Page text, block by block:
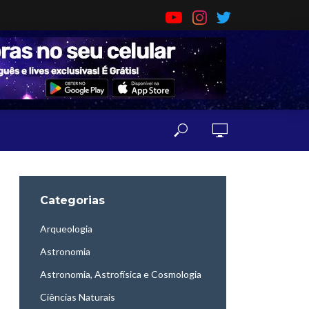
Categorias
Arqueologia
Astronomia
Astronomia, Astrofísica e Cosmologia
Ciências Naturais